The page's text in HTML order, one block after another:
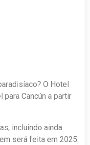
O Hotel
Cancún a partir
incluindo ainda
será feita em 2025.